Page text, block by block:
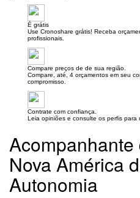
É grátis
Use Cronoshare grátis! Receba
profissionais.
Compare preços de de sua região.
Compare, até, 4 orçamentos em seu
compromisso.
Contrate com confiança.
Leia opiniões e consulte os perfis para
Nova América
Autonomia